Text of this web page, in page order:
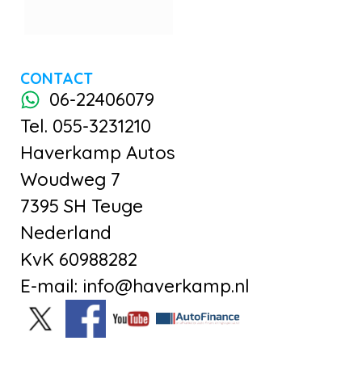
CONTACT
06-22406079
Tel. 055-3231210
Haverkamp Autos
Woudweg 7
7395 SH Teuge
Nederland
KvK 60988282
E-mail: info@haverkamp.nl